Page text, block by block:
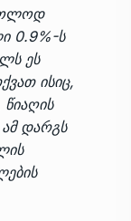
0.9%-ს
ეს
ისიც,
დარგს